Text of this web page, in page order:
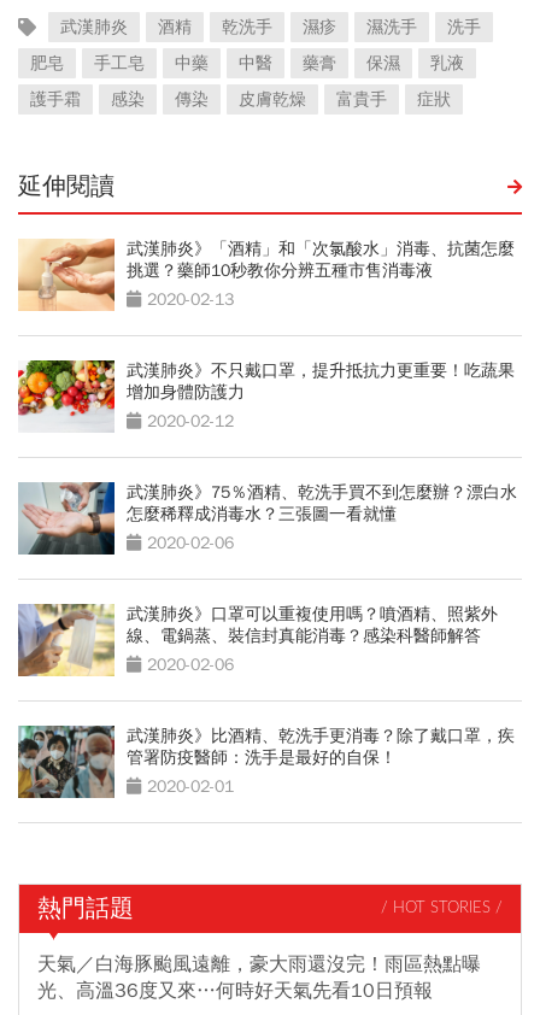
武漢肺炎 酒精 乾洗手 濕疹 濕洗手
洗手
肥皂
手工皂 中藥 中醫 藥膏 保濕
乳液
護手霜
感染 傳染 皮膚乾燥 富貴手 症狀
延伸閱讀
武漢肺炎》「酒精」和「次氯酸水」消毒、抗菌怎麼
挑選？藥師10秒教你分辨五種市售消毒液
2020-02-13
武漢肺炎》不只戴口罩，提升抵抗力更重要！吃蔬果
增加身體防護力
2020-02-12
武漢肺炎》75％酒精、乾洗手買不到怎麼辦？漂白水
怎麼稀釋成消毒水？三張圖一看就懂
2020-02-06
武漢肺炎》口罩可以重複使用嗎？噴酒精、照紫外
線、電鍋蒸、裝信封真能消毒？感染科醫師解答
2020-02-06
武漢肺炎》比酒精、乾洗手更消毒？除了戴口罩，疾
管署防疫醫師：洗手是最好的自保！
2020-02-01
熱門話題 / HOT STORIES /
天氣／白海豚颱風遠離，豪大雨還沒完！雨區熱點曝
光、高溫36度又來…何時好天氣先看10日預報